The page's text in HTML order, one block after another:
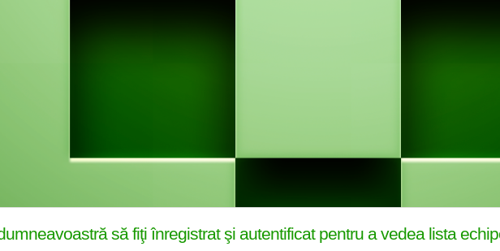
să fiţi înregistrat şi autentificat pentru a vedea lista